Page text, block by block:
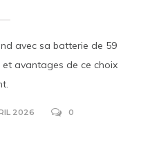
avec sa batterie de 59
avantages de ce choix
2026 0